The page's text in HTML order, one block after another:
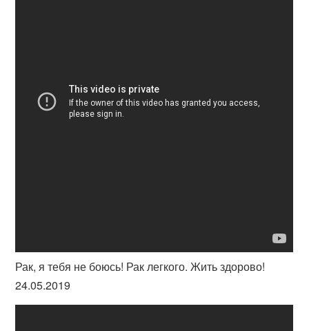
Рак, я тебя не боюсь! Рак легкого. Жить здорово!
24.05.2019